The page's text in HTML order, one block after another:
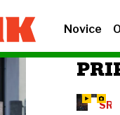
Novice